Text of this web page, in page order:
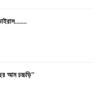
আম চচ্চড়ি”